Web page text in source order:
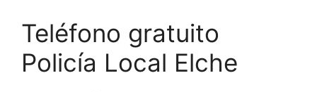
Teléfono gratuito
Policía Local Elche